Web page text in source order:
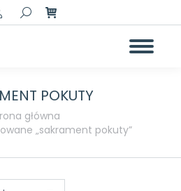
Szukaj:
POKUTY
główna
„sakrament pokuty”